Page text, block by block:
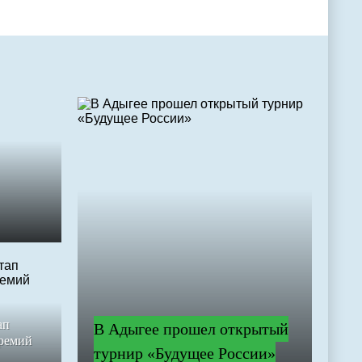
В Адыгее прошел открытый
турнир «Будущее России»